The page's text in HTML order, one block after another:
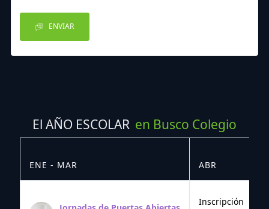
ENVIAR
El AÑO ESCOLAR en Busco Colegio
ENE - MAR ABR
Inscripción